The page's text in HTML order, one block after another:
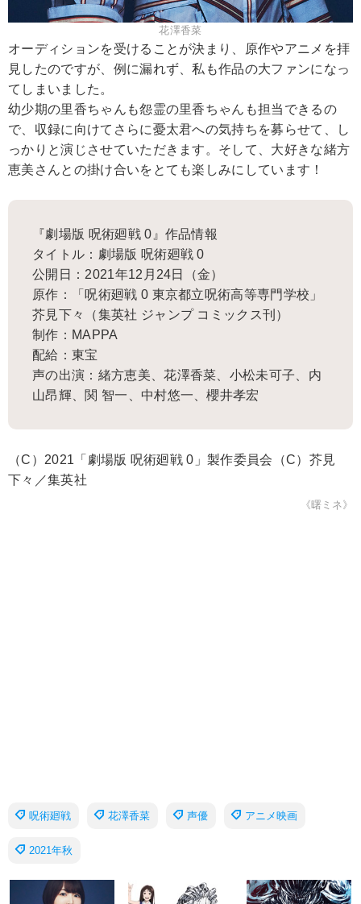
花澤香菜
オーディションを受けることが決まり、原作やアニメを拝
見したのですが、例に漏れず、私も作品の大ファンになっ
てしまいました。
幼少期の里香ちゃんも怨霊の里香ちゃんも担当できるの
で、収録に向けてさらに憂太君への気持ちを募らせて、し
っかりと演じさせていただきます。そして、大好きな緒方
恵美さんとの掛け合いをとても楽しみにしています！
『劇場版 呪術廻戦 0』作品情報
タイトル：劇場版 呪術廻戦 0
公開日：2021年12月24日（金）
原作：「呪術廻戦 0 東京都立呪術高等専門学校」
芥見下々（集英社 ジャンプ コミックス刊）
制作：MAPPA
配給：東宝
声の出演：緒方恵美、花澤香菜、小松未可子、内
山昂輝、関 智一、中村悠一、櫻井孝宏
（C）2021「劇場版 呪術廻戦 0」製作委員会（C）芥見
下々／集英社
《曙ミネ》
呪術廻戦 花澤香菜 声優 アニメ映画
2021年秋